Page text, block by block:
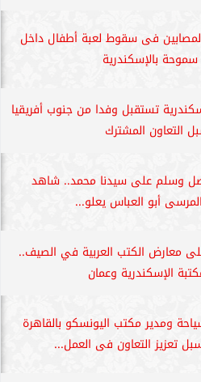
فى سقوط لعبة أطفال داخل
بالإسكندرية
تستقبل وفدا من جنوب أفريقيا
التعاون المشترك
وسلم على سيدنا محمد.. شاهد
أبو العباس يعلو...
معارض الكتب العربية في الصيف..
الإسكندرية وعمان
ومدير مكتب اليونسكو بالقاهرة
تعزيز التعاون فى العمل...